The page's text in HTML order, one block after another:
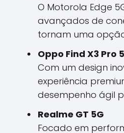
O Motorola Edge
avançados de
tornam uma
Oppo Find X3 Pro
Com um design
experiência
desempenho ágil
Realme GT 5G
Focado em